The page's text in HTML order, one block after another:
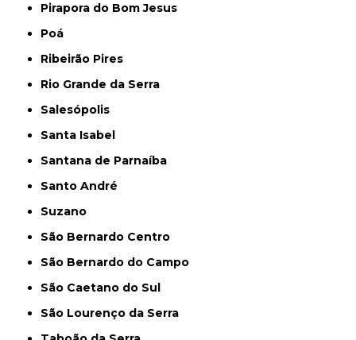
Pirapora do Bom Jesus
Poá
Ribeirão Pires
Rio Grande da Serra
Salesópolis
Santa Isabel
Santana de Parnaíba
Santo André
Suzano
São Bernardo Centro
São Bernardo do Campo
São Caetano do Sul
São Lourenço da Serra